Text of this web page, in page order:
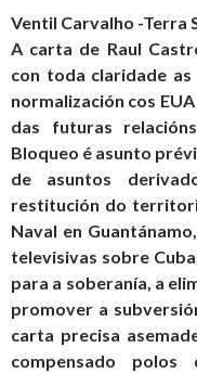
Ventil Carvalho -Terra
A carta de Raul
con toda claridade
normalización cos
das futuras
Bloqueo é asunto
de asuntos
restitución do
Naval en
televisivas sobre
para a soberanía, a
promover a
carta precisa
compensado polos